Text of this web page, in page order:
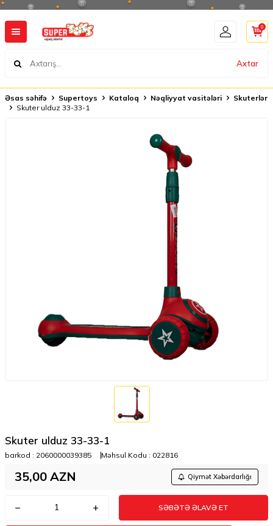
Axtar
0
Əsas səhifə Supertoys Kataloq Nəqliyyat vasitələri
Skuterlər
Skuter ulduz 33-33-1
Skuter ulduz 33-33-1
barkod : 2060000039385 Məhsul Kodu : 022816
35,00 AZN Qiymət Xəbərdarlığı
SƏBƏTƏ ƏLAVƏ ET